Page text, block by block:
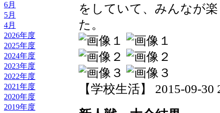
6月
5月
4月
2026年度
2025年度
2024年度
2023年度
2022年度
2021年度
2020年度
2019年度
をしていて、みんなが
た。
【学校生活】 2015-09-30